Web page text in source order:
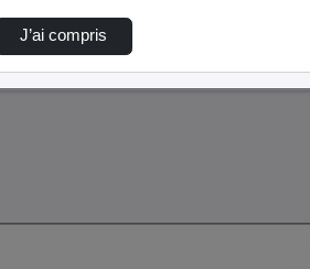
J’ai compris